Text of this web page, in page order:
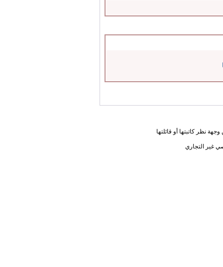
نظر كاتبتها أو قائلتها
غير التجاري